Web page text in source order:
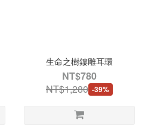
生命之樹鏤雕耳環
NT$780
NT$1,280 -39%